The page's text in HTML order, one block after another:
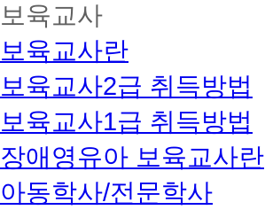
보육교사
보육교사란
보육교사2급 취득방법
보육교사1급 취득방법
장애영유아 보육교사란
아동학사/전문학사